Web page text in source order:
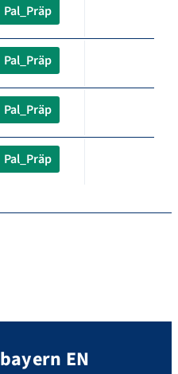
Pal_Präp
Pal_Präp
Pal_Präp
Pal_Präp
EN